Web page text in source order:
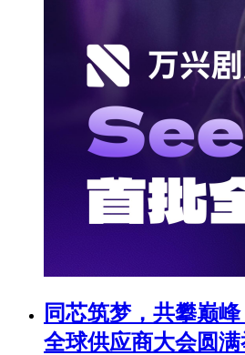
同芯筑梦，共攀巅
全球供应商大会圆